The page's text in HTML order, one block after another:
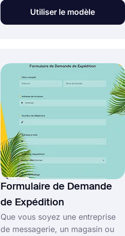
banque ? forms.app vous
présente un modèle de
formulaire de demande de crédit
en cliquant sur le bouton "Utiliser
commencez à collecter les
données dont vous avez besoin
en ligne.
Utiliser le modèle
Formulaire de Demande
de Expédition
Que vous soyez une entreprise
de messagerie, un magasin ou